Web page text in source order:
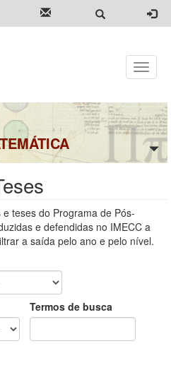
Toggle
teses do Programa de Pós-
e defendidas no IMECC a
a saída pelo ano e pelo nível.
Termos de busca